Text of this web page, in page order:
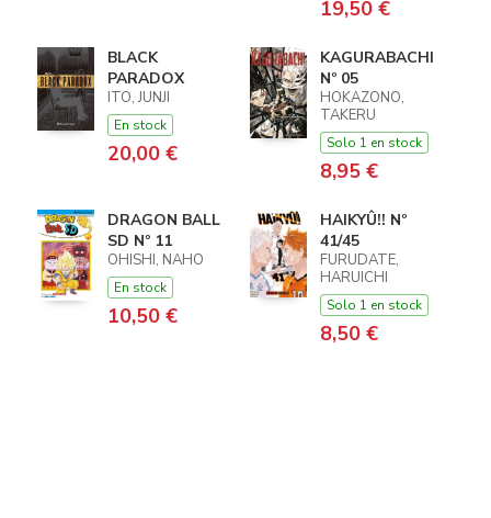
19,50 €
BLACK
PARADOX
ITO, JUNJI
En stock
20,00 €
KAGURABACHI
Nº 05
HOKAZONO,
TAKERU
Solo 1 en stock
8,95 €
DRAGON BALL
SD Nº 11
OHISHI, NAHO
En stock
10,50 €
HAIKYÛ!! Nº
41/45
FURUDATE,
HARUICHI
Solo 1 en stock
8,50 €